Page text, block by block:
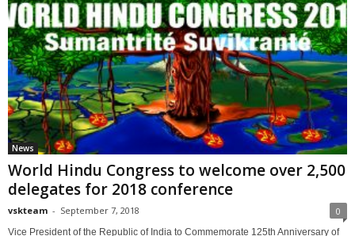
News
World Hindu Congress to welcome over 2,500
delegates for 2018 conference
vskteam - September 7, 2018 0
Vice President of the Republic of India to Commemorate 125th Anniversary of